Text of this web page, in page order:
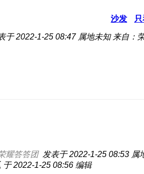
沙发
于 2022-1-25 08:47 属地未知 来自：
耀答答团 发表于 2022-1-25 08:53 属
2022-1-25 08:56 编辑